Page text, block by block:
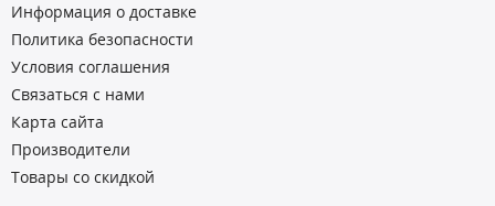
Информация о доставке
Политика безопасности
Условия соглашения
Связаться с нами
Карта сайта
Производители
Товары со скидкой